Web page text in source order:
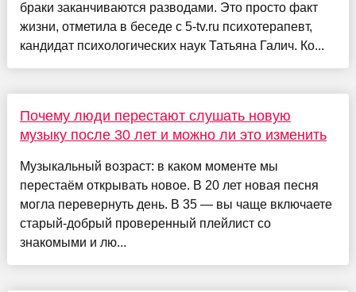
браки заканчиваются разводами. Это просто факт
жизни, отметила в беседе с 5-tv.ru психотерапевт,
кандидат психологических наук Татьяна Галич. Ко...
Почему люди перестают слушать новую
музыку после 30 лет и можно ли это изменить
Музыкальный возраст: в каком моменте мы
перестаём открывать новое. В 20 лет новая песня
могла перевернуть день. В 35 — вы чаще включаете
старый-добрый проверенный плейлист со
знакомыми и лю...